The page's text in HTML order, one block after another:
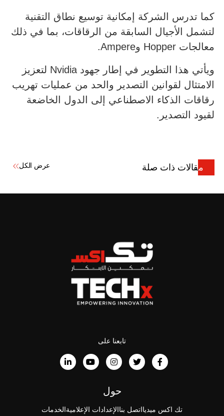
كما تدرس الشركة إمكانية توسيع نطاق التقنية
لتشمل الأجيال السابقة من الرقاقات، بما في ذلك
معالجات Hopper وAmpere.
ويأتي هذا التطوير في إطار جهود Nvidia لتعزيز
الامتثال لقوانين التصدير والحد من عمليات تهريب
رقاقات الذكاء الاصطناعي إلى الدول الخاضعة
لقيود التصدير.
مقالات ذات صلة عرض الكل
تابعنا على
حول
تك اكس ميديااتصل بناالإعدادات الإعلاميةالخدمات